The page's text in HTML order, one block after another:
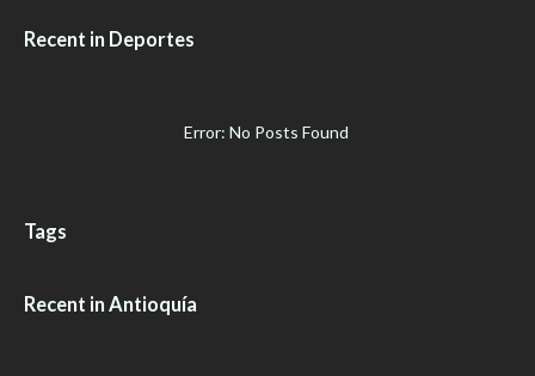
Recent in Deportes
Error: No Posts Found
Tags
Recent in Antioquía